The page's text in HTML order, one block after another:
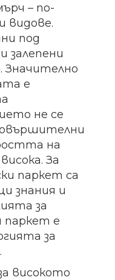
– по-
видове.
под
залепени
Значително
е
не се
на
За
паркет са
знания и
за
паркет е
за
високото